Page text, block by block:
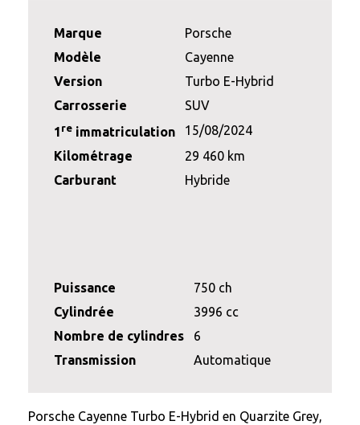
Marque
Porsche
Modèle
Cayenne
Version
Turbo E-Hybrid
Carrosserie
SUV
1 re immatriculation
15/08/2024
Kilométrage
29 460 km
Carburant
Hybride
Puissance
750 ch
Cylindrée
3996 cc
Nombre de cylindres
6
Transmission
Automatique
Porsche Cayenne Turbo E-Hybrid en Quarzite Grey,